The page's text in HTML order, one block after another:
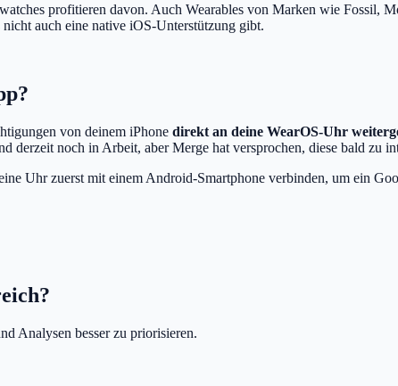
profitieren davon. Auch Wearables von Marken wie
auch eine native iOS-Unterstützung gibt.
von deinem iPhone direkt an deine WearOS-Uhr
derzeit noch in Arbeit, aber Merge hat versprochen, diese bald zu
Uhr zuerst mit einem Android-Smartphone verbinden, um ein
Analysen besser zu priorisieren.